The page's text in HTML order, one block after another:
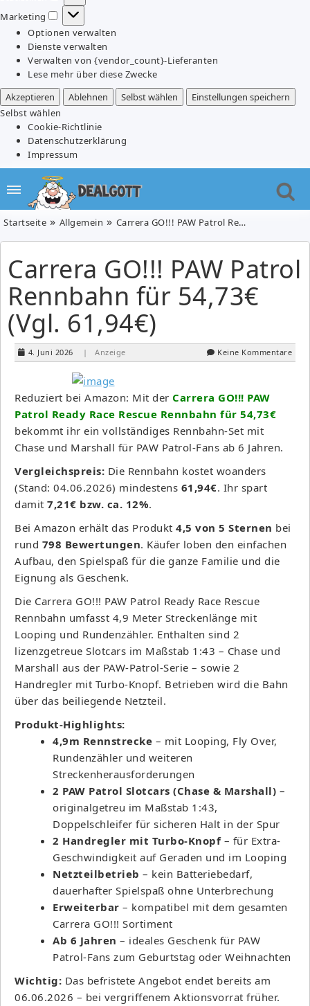
Statistiken
Marketing
Marketing
Optionen verwalten
Dienste verwalten
Verwalten von {vendor_count}-Lieferanten
Lese mehr über diese Zwecke
Akzeptieren
Ablehnen Selbst wählen
Einstellungen speichern
Selbst wählen
Cookie-Richtlinie
Datenschutzerklärung
Impressum
Startseite Allgemein Carrera GO!!! PAW Patrol Rennbahn für 54,73€ (Vgl. 61,94€)
Carrera GO!!! PAW Patrol
Rennbahn für 54,73€
(Vgl. 61,94€)
4. Juni 2026 | Anzeige Keine Kommentare
Reduziert bei Amazon: Mit der Carrera GO!!! PAW
Patrol Ready Race Rescue Rennbahn für 54,73€
bekommt ihr ein vollständiges Rennbahn-Set mit
Chase und Marshall für PAW Patrol-Fans ab 6 Jahren.
Vergleichspreis: Die Rennbahn kostet woanders
(Stand: 04.06.2026) mindestens 61,94€. Ihr spart
damit 7,21€ bzw. ca. 12%.
Bei Amazon erhält das Produkt 4,5 von 5 Sternen bei
rund 798 Bewertungen. Käufer loben den einfachen
Aufbau, den Spielspaß für die ganze Familie und die
Eignung als Geschenk.
Die Carrera GO!!! PAW Patrol Ready Race Rescue
Rennbahn umfasst 4,9 Meter Streckenlänge mit
Looping und Rundenzähler. Enthalten sind 2
lizenzgetreue Slotcars im Maßstab 1:43 – Chase und
Marshall aus der PAW-Patrol-Serie – sowie 2
Handregler mit Turbo-Knopf. Betrieben wird die Bahn
über das beiliegende Netzteil.
Produkt-Highlights:
4,9m Rennstrecke – mit Looping, Fly Over,
Rundenzähler und weiteren
Streckenherausforderungen
2 PAW Patrol Slotcars (Chase & Marshall) –
originalgetreu im Maßstab 1:43,
Doppelschleifer für sicheren Halt in der Spur
2 Handregler mit Turbo-Knopf– für Extra-
Geschwindigkeit auf Geraden und im Looping
Netzteilbetrieb – kein Batteriebedarf,
dauerhafter Spielspaß ohne Unterbrechung
Erweiterbar – kompatibel mit dem gesamten
Carrera GO!!! Sortiment
Ab 6 Jahren – ideales Geschenk für PAW
Patrol-Fans zum Geburtstag oder Weihnachten
Wichtig: Das befristete Angebot endet bereits am
06.06.2026 – bei vergriffenem Aktionsvorrat früher.